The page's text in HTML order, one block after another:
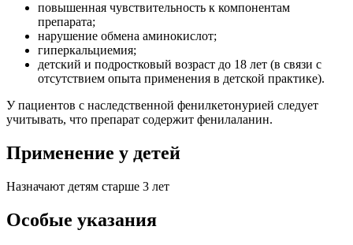
повышенная чувствительность к компонентам
препарата;
нарушение обмена аминокислот;
гиперкальциемия;
детский и подростковый возраст до 18 лет (в связи с
отсутствием опыта применения в детской практике).
У пациентов с наследственной фенилкетонурией следует
учитывать, что препарат содержит фенилаланин.
Применение у детей
Назначают детям старше 3 лет
Особые указания